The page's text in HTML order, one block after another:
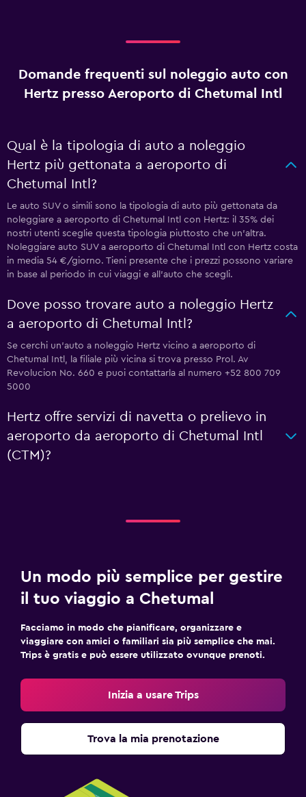
Domande frequenti sul noleggio auto con
Hertz presso Aeroporto di Chetumal Intl
Qual è la tipologia di auto a noleggio
Hertz più gettonata a aeroporto di
Chetumal Intl?
Le auto SUV o simili sono la tipologia di auto più gettonata da
noleggiare a aeroporto di Chetumal Intl con Hertz: il 35% dei
nostri utenti sceglie questa tipologia piuttosto che un'altra.
Noleggiare auto SUV a aeroporto di Chetumal Intl con Hertz costa
in media 54 €/giorno. Tieni presente che i prezzi possono variare
in base al periodo in cui viaggi e all'auto che scegli.
Dove posso trovare auto a noleggio Hertz
a aeroporto di Chetumal Intl?
Se cerchi un'auto a noleggio Hertz vicino a aeroporto di
Chetumal Intl, la filiale più vicina si trova presso Prol. Av
Revolucion No. 660 e puoi contattarla al numero +52 800 709
5000
Hertz offre servizi di navetta o prelievo in
aeroporto da aeroporto di Chetumal Intl
(CTM)?
Un modo più semplice per gestire
il tuo viaggio a Chetumal
Facciamo in modo che pianificare, organizzare e
viaggiare con amici o familiari sia più semplice che mai.
Trips è gratis e può essere utilizzato ovunque prenoti.
Inizia a usare Trips
Trova la mia prenotazione